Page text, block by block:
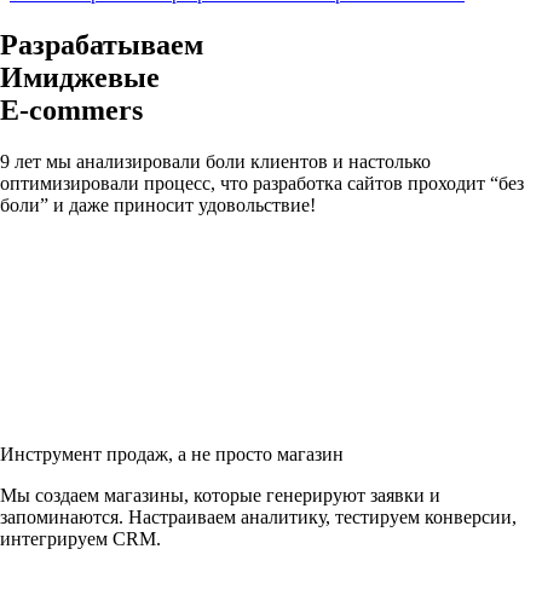
Разрабатываем
Имиджевые
E-commers
9 лет мы анализировали боли клиентов и настолько
оптимизировали процесс, что разработка сайтов проходит “без
боли” и даже приносит удовольствие!
Инструмент продаж, а не просто магазин
Мы создаем магазины, которые генерируют заявки и
запоминаются. Настраиваем аналитику, тестируем конверсии,
интегрируем CRM.